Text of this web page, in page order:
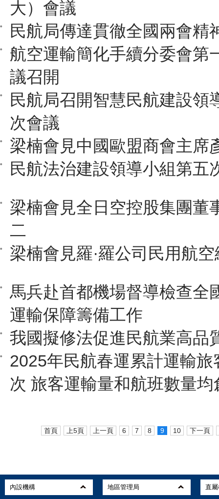
大）會議
民航局傳達貫徹全國兩會精
航空運輸簡化手續分委會第
議召開
民航局召開智慧民航建設領
次會議
梁楠會見中國歐盟商會主席
民航法治建設領導小組第五
梁楠會見全日空控股集團董
二
梁楠會見羅·羅公司民用航
馬兵赴首都機場督導檢查全
運輸保障籌備工作
我國擬修法促進民航業高品
2025年民航春運累計運輸旅
次 旅客運輸量和航班數量
首頁 上5頁 上一頁 6 7 8 9 10 下一頁